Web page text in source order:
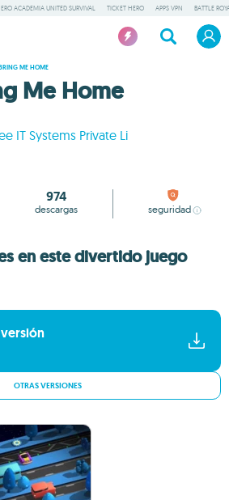
ACADEMIA UNITED SURVIVAL TICKET HERO APPS VPN BATTLE
ME HOME
Me Home
IT Systems Private Li
974
descargas seguridad
en este divertido juego
OTRAS VERSIONES